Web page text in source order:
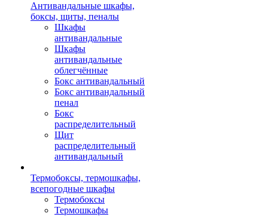
Антивандальные шкафы,
боксы, щиты, пеналы
Шкафы
антивандальные
Шкафы
антивандальные
облегчённые
Бокс антивандальный
Бокс антивандальный
пенал
Бокс
распределительный
Щит
распределительный
антивандальный
Термобоксы, термошкафы,
всепогодные шкафы
Термобоксы
Термошкафы